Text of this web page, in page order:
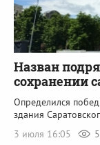
Назван
сохранении
Определился
здания
3 июля 16:05